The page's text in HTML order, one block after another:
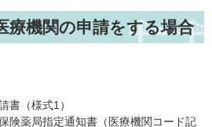
療機関の申請をする場合
書（様式1）
険薬局指定通知書（医療機関コード記